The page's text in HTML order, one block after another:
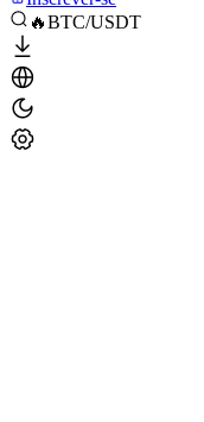
🔥BTC/USDT